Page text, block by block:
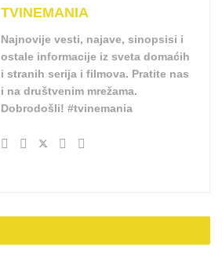
TVINEMANIA
Najnovije vesti, najave, sinopsisi i
ostale informacije iz sveta domaćih
i stranih serija i filmova. Pratite nas
i na društvenim mrežama.
Dobrodošli! #tvinemania